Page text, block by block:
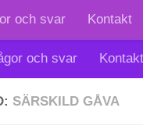
och svar Kontakt
och svar Kontakt
SÄRSKILD GÅVA